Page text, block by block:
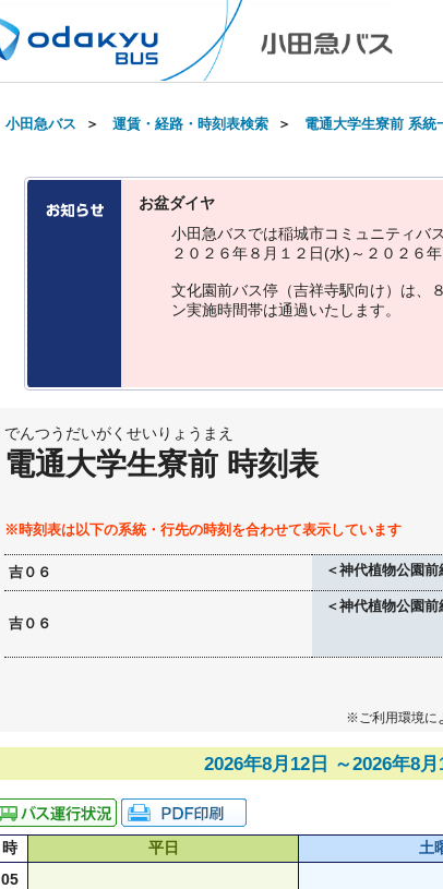
小田急バス ＞ 運賃・経路・時刻表検索 ＞ 電通大学生寮前 系統
お盆ダイヤ
小田急バスでは稲城市コ ミ ュ ニテ ィバス
２ ０ ２ ６年８ 月 １ ２ 日(水) ～ ２ ０ ２ ６年
文化園前バス停 （吉祥寺駅向け） は ８
ン実施時間帯は通過いた し ます。
でんつうだいがくせいりょうまえ
電通大学生寮前 時刻表
※時刻表は以下の系統・行先の時刻を合わせて表示しています
吉０６ ＜神代植物公園
吉０６
＜神代植物公園
※ご利用環境に
2026年8月12日 ～2026年8
時 平日 土
05